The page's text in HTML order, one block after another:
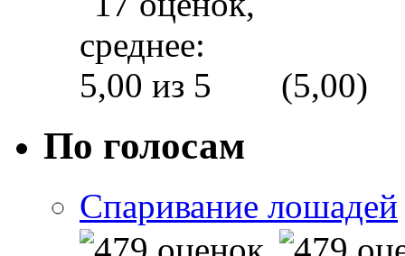
(5,00)
По голосам
Спаривание лошадей